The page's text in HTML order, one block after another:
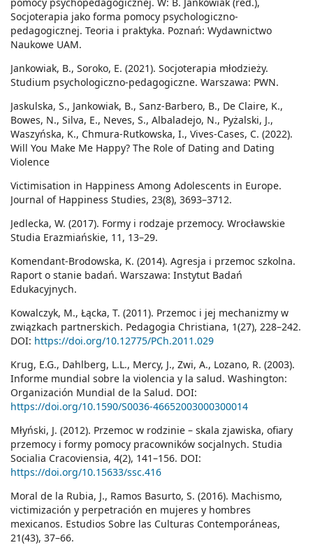
pomocy psychopedagogicznej. W: B. Jankowiak (red.),
Socjoterapia jako forma pomocy psychologiczno‐
pedagogicznej. Teoria i praktyka. Poznań: Wydawnictwo
Naukowe UAM.
Jankowiak, B., Soroko, E. (2021). Socjoterapia młodzieży.
Studium psychologiczno-pedagogiczne. Warszawa: PWN.
Jaskulska, S., Jankowiak, B., Sanz-Barbero, B., De Claire, K.,
Bowes, N., Silva, E., Neves, S., Albaladejo, N., Pyżalski, J.,
Waszyńska, K., Chmura-Rutkowska, I., Vives-Cases, C. (2022).
Will You Make Me Happy? The Role of Dating and Dating
Violence
Victimisation in Happiness Among Adolescents in Europe.
Journal of Happiness Studies, 23(8), 3693–3712.
Jedlecka, W. (2017). Formy i rodzaje przemocy. Wrocławskie
Studia Erazmiańskie, 11, 13–29.
Komendant-Brodowska, K. (2014). Agresja i przemoc szkolna.
Raport o stanie badań. Warszawa: Instytut Badań
Edukacyjnych.
Kowalczyk, M., Łącka, T. (2011). Przemoc i jej mechanizmy w
związkach partnerskich. Pedagogia Christiana, 1(27), 228–242.
DOI: https://doi.org/10.12775/PCh.2011.029
Krug, E.G., Dahlberg, L.L., Mercy, J., Zwi, A., Lozano, R. (2003).
Informe mundial sobre la violencia y la salud. Washington:
Organización Mundial de la Salud. DOI:
https://doi.org/10.1590/S0036-46652003000300014
Młyński, J. (2012). Przemoc w rodzinie – skala zjawiska, ofiary
przemocy i formy pomocy pracowników socjalnych. Studia
Socialia Cracoviensia, 4(2), 141–156. DOI:
https://doi.org/10.15633/ssc.416
Moral de la Rubia, J., Ramos Basurto, S. (2016). Machismo,
victimización y perpetración en mujeres y hombres
mexicanos. Estudios Sobre las Culturas Contemporáneas,
21(43), 37–66.